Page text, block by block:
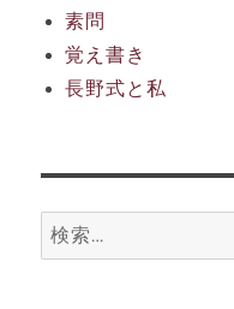
素問
覚え書き
長野式と私
検
索: